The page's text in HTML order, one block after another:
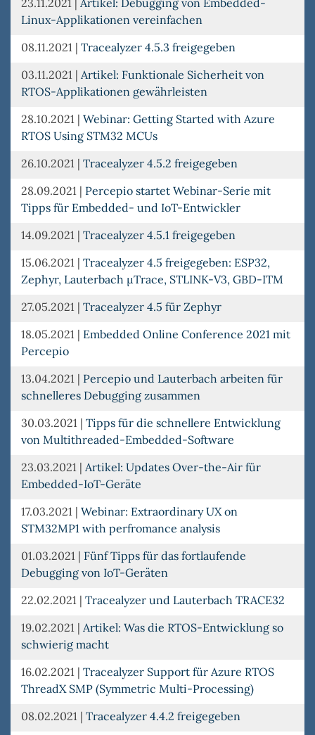
Linux-Applikationen vereinfachen
08.11.2021 | Tracealyzer 4.5.3 freigegeben
03.11.2021 | Artikel: Funktionale Sicherheit von
RTOS-Applikationen gewährleisten
28.10.2021 | Webinar: Getting Started with Azure
RTOS Using STM32 MCUs
26.10.2021 | Tracealyzer 4.5.2 freigegeben
28.09.2021 | Percepio startet Webinar-Serie mit
Tipps für Embedded- und IoT-Entwickler
14.09.2021 | Tracealyzer 4.5.1 freigegeben
15.06.2021 | Tracealyzer 4.5 freigegeben: ESP32,
Zephyr, Lauterbach µTrace, STLINK-V3, GBD-ITM
27.05.2021 | Tracealyzer 4.5 für Zephyr
18.05.2021 | Embedded Online Conference 2021 mit
Percepio
13.04.2021 | Percepio und Lauterbach arbeiten für
schnelleres Debugging zusammen
30.03.2021 | Tipps für die schnellere Entwicklung
von Multithreaded-Embedded-Software
23.03.2021 | Artikel: Updates Over-the-Air für
Embedded-IoT-Geräte
17.03.2021 | Webinar: Extraordinary UX on
STM32MP1 with perfromance analysis
01.03.2021 | Fünf Tipps für das fortlaufende
Debugging von IoT-Geräten
22.02.2021 | Tracealyzer und Lauterbach TRACE32
19.02.2021 | Artikel: Was die RTOS-Entwicklung so
schwierig macht
16.02.2021 | Tracealyzer Support für Azure RTOS
ThreadX SMP (Symmetric Multi-Processing)
08.02.2021 | Tracealyzer 4.4.2 freigegeben